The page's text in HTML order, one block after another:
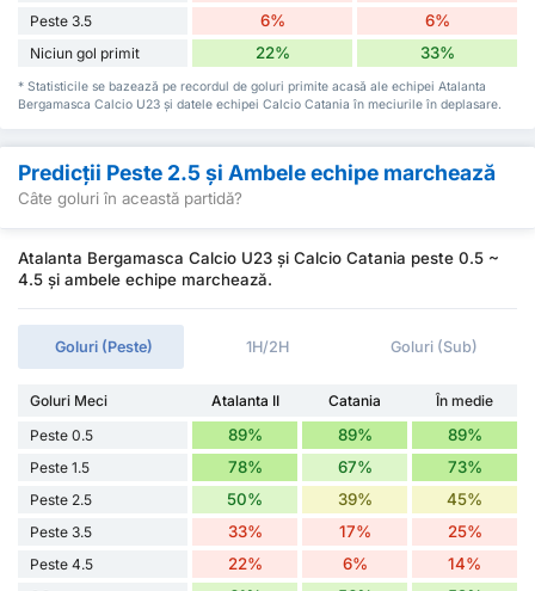
Peste 3.5 6% 6%
Niciun gol primit 22% 33%
* Statisticile se bazează pe recordul de goluri primite acasă ale echipei Atalanta
Bergamasca Calcio U23 și datele echipei Calcio Catania în meciurile în deplasare.
Predicții Peste 2.5 și Ambele echipe marchează
Câte goluri în această partidă?
Atalanta Bergamasca Calcio U23 și Calcio Catania peste 0.5 ~
4.5 și ambele echipe marchează.
Goluri (Peste) 1H/2H Goluri (Sub)
Goluri Meci Atalanta II Catania
În medie
Peste 0.5
89% 89% 89%
Peste 1.5 78% 67% 73%
Peste 2.5 50% 39% 45%
Peste 3.5 33% 17% 25%
Peste 4.5 22% 6% 14%